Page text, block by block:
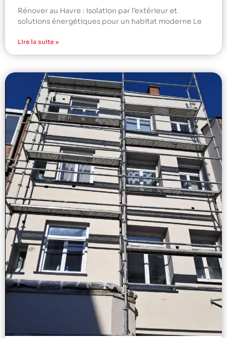
Rénover au Havre : isolation par l’extérieur et
solutions énergétiques pour un habitat moderne Le
Lire la suite »